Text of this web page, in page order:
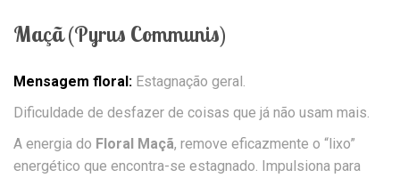
Maçã (Pyrus Communis)
Mensagem floral: Estagnação geral.
Dificuldade de desfazer de coisas que já não usam mais.
A energia do Floral Maçã, remove eficazmente o “lixo”
energético que encontra-se estagnado. Impulsiona para